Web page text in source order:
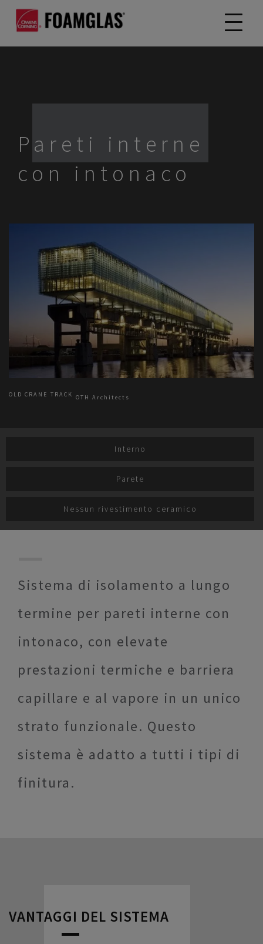
Pareti interne
con intonaco
OLD CRANE TRACK OTH Architects
Interno
Parete
Nessun rivestimento ceramico
Sistema di isolamento a lungo
termine per pareti interne con
intonaco, con elevate
prestazioni termiche e barriera
capillare e al vapore in un unico
strato funzionale. Questo
sistema è adatto a tutti i tipi di
finitura.
VANTAGGI DEL SISTEMA